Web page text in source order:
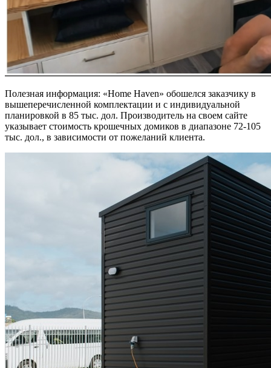
Полезная информация: «Home Haven» обошелся заказчику в
вышеперечисленной комплектации и с индивидуальной
планировкой в 85 тыс. дол. Производитель на своем сайте
указывает стоимость крошечных домиков в диапазоне 72-105
тыс. дол., в зависимости от пожеланий клиента.